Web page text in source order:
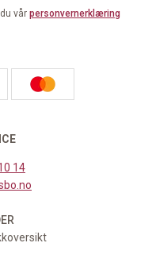
vår personvernerklæring
14